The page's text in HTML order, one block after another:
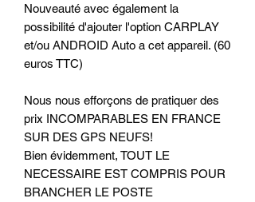
Nouveauté avec également la
possibilité d'ajouter l'option CARPLAY
et/ou ANDROID Auto a cet appareil. (60
euros TTC)
Nous nous efforçons de pratiquer des
prix INCOMPARABLES EN FRANCE
SUR DES GPS NEUFS!
Bien évidemment, TOUT LE
NECESSAIRE EST COMPRIS POUR
BRANCHER LE POSTE